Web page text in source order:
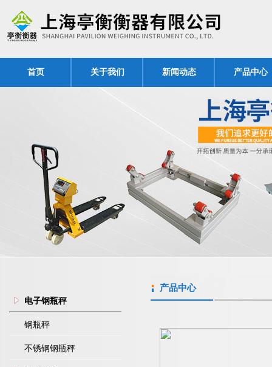
首页 关于我们 新闻动态 产品中心
电子钢瓶秤
钢瓶秤
不锈钢钢瓶秤
产品中心